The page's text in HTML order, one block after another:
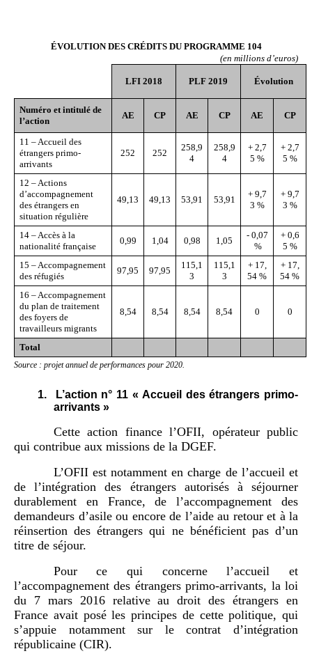
ÉVOLUTION DES CRÉDITS DU PROGRAMME 104
(en millions d’euros)
LFI 2018 PLF 2019 Évolution
Numéro et intitulé de
l’action
AE CP AE CP AE CP
11 – Accueil des
étrangers primo-
arrivants
252 252
258,9
4
258,9
4
+ 2,7
5 %
+ 2,7
5 %
12 – Actions
d’accompagnement
des étrangers en
situation régulière
49,13 49,13 53,91 53,91
+ 9,7
3 %
+ 9,7
3 %
14 – Accès à la
nationalité française
0,99 1,04 0,98 1,05
- 0,07
%
+ 0,6
5 %
15 – Accompagnement
des réfugiés
97,95 97,95
115,1
3
115,1
3
+ 17,
54 %
+ 17,
54 %
16 – Accompagnement
du plan de traitement
des foyers de
travailleurs migrants
8,54 8,54 8,54 8,54 0 0
Total
Source : projetannuel de performances pour 2020
1.
L’action n° 11 « Accueil des étrangers primo-
arrivants »
Cette action finance l’OFII, opérateur public
qui contribue aux missions de la DGEF.
L’OFII est notamment en charge de l’accueil et
de l’intégration des étrangers autorisés à séjourner
durablement en France, de l’accompagnement des
demandeurs d’asile ou encore de l’aide au retour et à la
réinsertion des étrangers qui ne bénéficient pas d’un
titre de séjour.
Pour ce qui concerne l’accueil et
l’accompagnement des étrangers primo-arrivants, la loi
du 7 mars 2016 relative au droit des étrangers en
France avait posé les principes de cette politique, qui
s’appuie notamment sur le contrat d’intégration
républicaine (CIR).